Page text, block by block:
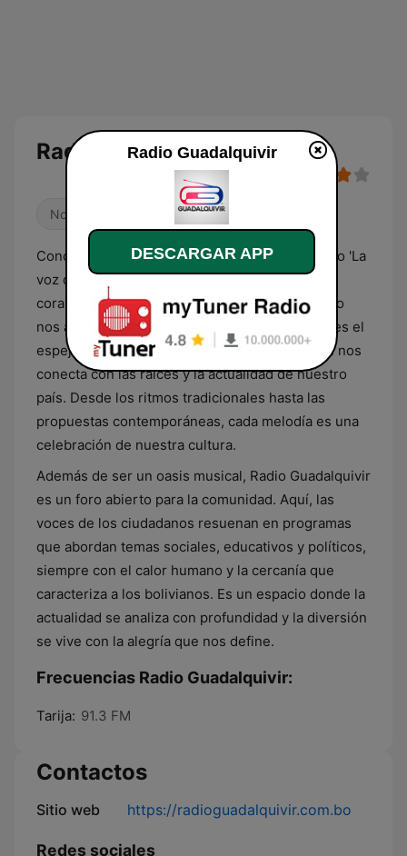
Radio Guadalquivir
Noticias
Conocida cariñosamente por su audiencia como 'La
voz de nuestra gente', Radio Guadalquivir es el
corazón sonoro de Bolivia. Esta emisora no solo
nos acompaña con una selección musical que es el
espejo de nuestra identidad, sino que también nos
conecta con las raíces y la actualidad de nuestro
país. Desde los ritmos tradicionales hasta las
propuestas contemporáneas, cada melodía es una
celebración de nuestra cultura.
Además de ser un oasis musical, Radio Guadalquivir
es un foro abierto para la comunidad. Aquí, las
voces de los ciudadanos resuenan en programas
que abordan temas sociales, educativos y políticos,
siempre con el calor humano y la cercanía que
caracteriza a los bolivianos. Es un espacio donde la
actualidad se analiza con profundidad y la diversión
se vive con la alegría que nos define.
Frecuencias Radio Guadalquivir:
Tarija: 91.3 FM
Contactos
Sitio web https://radioguadalquivir.com.bo
Redes sociales
Radio Guadalquivir
DESCARGAR APP